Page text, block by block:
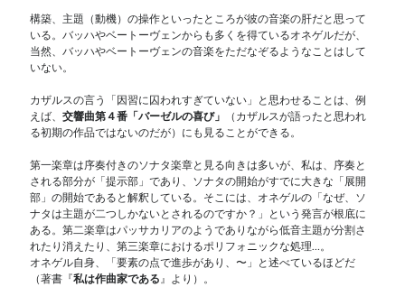
構築、主題（動機）の操作といったところが彼の音楽の肝だと思って
いる。バッハやベートーヴェンからも多くを得ているオネゲルだが、
当然、バッハやベートーヴェンの音楽をただなぞるようなことはして
いない。
カザルスの言う「因習に囚われすぎていない」と思わせることは、例
えば、交響曲第４番「バーゼルの喜び」
（カザルスが語ったと思われ
る初期の作品ではないのだが）にも見ることができる。
第一楽章は序奏付きのソナタ楽章と見る向きは多いが、私は、序奏と
される部分が「提示部」であり、ソナタの開始がすでに大きな「展開
部」の開始であると解釈している。そこには、オネゲルの「なぜ、ソ
ナタは主題が二つしかないとされるのですか？」という発言が根底に
ある。第二楽章はパッサカリアのようでありながら低音主題が分割さ
れたり消えたり、第三楽章におけるポリフォニックな処理…。
オネゲル自身、「要素の点で進歩があり、〜」と述べているほどだ
（著書『私は作曲家である』より）。